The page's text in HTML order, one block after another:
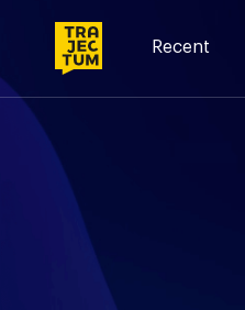
Recent